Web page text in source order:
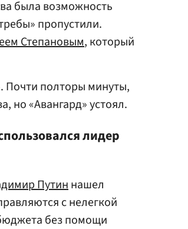
была возможность
пропустили.
Степановым, который
Почти полторы минуты,
но «Авангард» устоял.
лидер
Путиннашел
с нелегкой
без помощи